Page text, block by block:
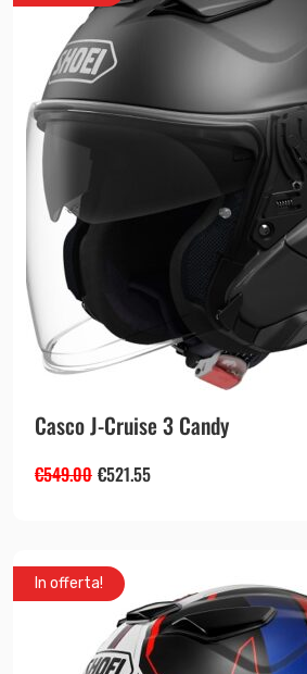
Casco J-Cruise 3 Candy
€549.00 €521.55
In offerta!